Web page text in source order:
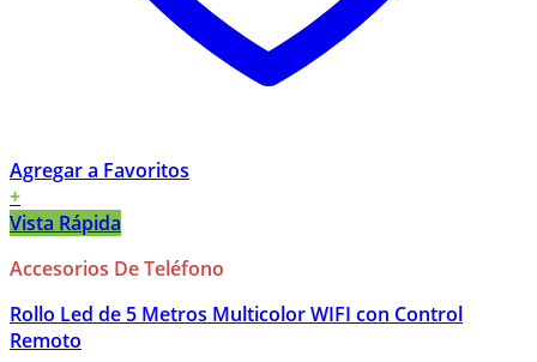
Agregar a Favoritos
+
Vista Rápida
Accesorios De Teléfono
Rollo Led de 5 Metros Multicolor WIFI con Control
Remoto